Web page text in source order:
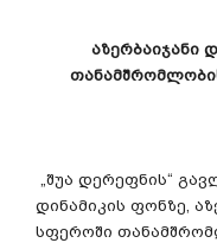
აზერბაიჯანი
„შუა დერეფნის“
დინამიკის ფონზე,
სფეროში